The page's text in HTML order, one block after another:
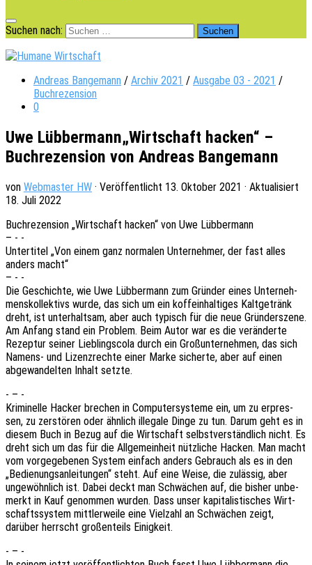
Suchen nach:
Andreas Bangemann / Archiv 2021 / Ausgabe 03 - 2021 /
Buchrezension
0
Uwe Lübbermann„Wirtschaft hacken“ –
Buchrezension von Andreas Bangemann
von Webmaster HW · Veröffentlicht 13. Oktober 2021 · Aktualisiert
18. Juli 2022
Buch­re­zen­si­on „Wirt­schaft hacken“ von Uwe Lübbermann
– - -
Unter­ti­tel „Von einem ganz norma­len Unter­neh­mer, der fast alles
anders macht“
– - -
Die Geschich­te, wie Uwe Lübber­mann zum Grün­der eines Unter­neh­
mens­kol­lek­tivs wurde, das sich um ein koffe­in­hal­ti­ges Kalt­ge­tränk
dreht, ist unter­halt­sam, aber auch typisch für die neue Grün­der­sze­ne.
Am Anfang stand ein Problem. Beim Autor war es die verän­der­te
Rezep­tur seiner Lieb­lings­co­la durch ein Groß­un­ter­neh­men, das sich
Namens- und Lizenz­rech­te einer Marke sicher­te, aber auf einen
abge­wan­del­ten Inhalt setzte.
- – -
Krimi­nel­le Hacker brechen in Compu­ter­sys­te­me ein, um zu erpres­
sen, zu zerstö­ren oder ähnlich ille­ga­le Dinge zu tun. Darum geht es in
diesem Buch in Bezug auf die Wirt­schaft selbst­ver­ständ­lich nicht. Es
dreht sich um das für die Allge­mein­heit nütz­li­che Hacken. Man macht
vom vorge­ge­be­nen System einfach anders Gebrauch als es in den
„Bedie­nungs­an­lei­tun­gen“ steht. Auf eine Weise, die zuläs­sig, aber
unge­wöhn­lich ist. Dabei deckt man Schwä­chen auf, die bisher unbe­
merkt in Kauf genom­men wurden. Dass unser kapi­ta­lis­ti­sches Wirt­
schafts­sys­tem mitt­ler­wei­le eine Viel­zahl an Schwä­chen zeigt,
darüber herrscht großen­teils Einigkeit.
- – -